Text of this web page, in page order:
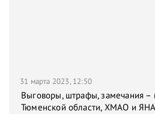
31 марта 2023, 12:50
Выговоры, штрафы, замечания –
Тюменской области, ХМАО и